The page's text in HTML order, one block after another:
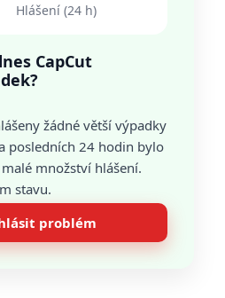
Hlášení (24 h)
CapCut
žádné větší výpadky
posledních 24 hodin bylo
množství hlášení.
stavu.
problém